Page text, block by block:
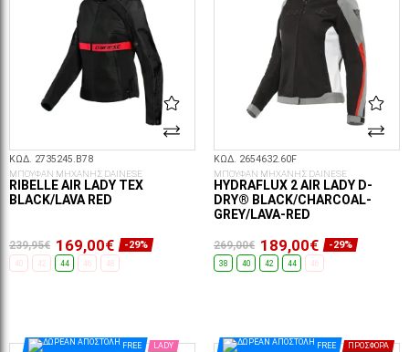
ΚΩΔ. 2735245.B78
ΜΠΟΥΦΑΝ ΜΗΧΑΝΗΣ DAINESE
RIBELLE AIR LADY TEX
BLACK/LAVA RED
239,95€ 169,00€ -29%
40 42 44 46 48
ΚΩΔ. 2654632.60F
ΜΠΟΥΦΑΝ ΜΗΧΑΝΗΣ DAINESE
HYDRAFLUX 2 AIR LADY D-
DRY® BLACK/CHARCOAL-
GREY/LAVA-RED
269,00€ 189,00€ -29%
38 40 42 44 46
FREE LADY FREE ΠΡΟΣΦΟΡΆ